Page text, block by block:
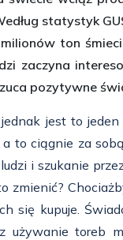
statystyk
ton
zaczyna
pozytywne
jest to
a to ciągnie za
i szukanie
zmienić?
się kupuje.
używanie toreb